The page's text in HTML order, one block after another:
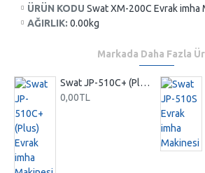
ÜRÜN KODU Swat XM-200C Evrak imha
AĞIRLIK: 0.00kg
Markada Daha Fazla
Swat JP-510C+ (Plus) Evrak imha Makinesi
0,00TL